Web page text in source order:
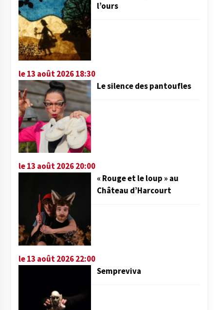
l’ours
le 13 août 2026 18:30
Le silence des pantoufles
le 13 août 2026 20:00
« Rouge et le loup » au
Château d’Harcourt
le 13 août 2026 22:00
Sempreviva